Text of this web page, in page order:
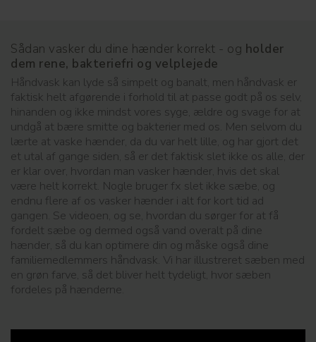
Sådan vasker du dine hænder korrekt - og holder
dem rene, bakteriefri og velplejede
Håndvask kan lyde så simpelt og banalt, men håndvask er
faktisk helt afgørende i forhold til at passe godt på os selv,
hinanden og ikke mindst vores syge, ældre og svage for at
undgå at bære smitte og bakterier med os. Men selvom du
lærte at vaske hænder, da du var helt lille, og har gjort det
et utal af gange siden, så er det faktisk slet ikke os alle, der
er klar over, hvordan man vasker hænder, hvis det skal
være helt korrekt. Nogle bruger fx slet ikke sæbe, og
endnu flere af os vasker hænder i alt for kort tid ad
gangen. Se videoen, og se, hvordan du sørger for at få
fordelt sæbe og dermed også vand overalt på dine
hænder, så du kan optimere din og måske også dine
familiemedlemmers håndvask. Vi har illustreret sæben med
en grøn farve, så det bliver helt tydeligt, hvor sæben
fordeles på hænderne.